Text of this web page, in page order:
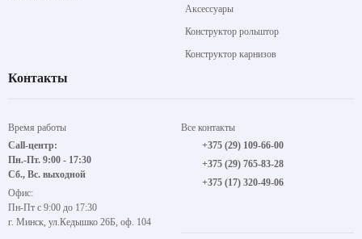
Аксессуары
Конструктор рольштор
Конструктор карнизов
Контакты
Время работы
Call-центр:
Пн.-Пт. 9:00 - 17:30
Сб., Вс. выходной
Офис:
Пн-Пт с 9:00 до 17:30
г. Минск, ул.Кедышко 26Б, оф. 104
Все контакты
+375 (29) 109-66-00
+375 (29) 765-83-28
+375 (17) 320-49-06